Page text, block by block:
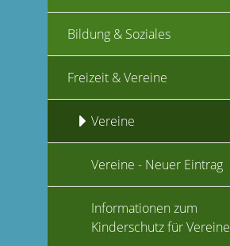
Bildung & Soziales
Freizeit & Vereine
Vereine
Vereine - Neuer Eintrag
Informationen zum
Kinderschutz für Vereine